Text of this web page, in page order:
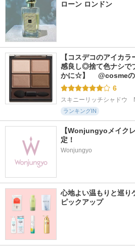
ローン ロンドン
【コスデコのアイカ
感良し◎捨て色ナシで
かに☆】 　@cosme
6
スキニーリッチシャドウ　
ランキングIN
【Wonjungyoメイク
定！
Wonjungyo
心地よい温もりと巡り
ピックアップ